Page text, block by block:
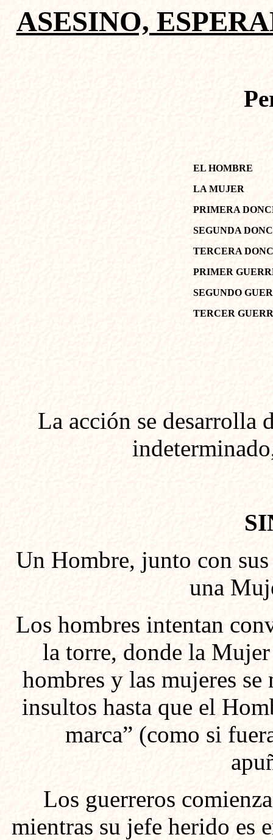
ASESINO,
EL HOMBRE
LA MUJER
PRIMERA
SEGUNDA
TERCERA
PRIMER
SEGUNDO
TERCER
La acción se desarrolla
Un Hombre, junto con sus
una
Los hombres intentan
la torre, donde la
hombres y las mujeres
insultos hasta que el
marca” (como si
Los guerreros
mientras su jefe herido es